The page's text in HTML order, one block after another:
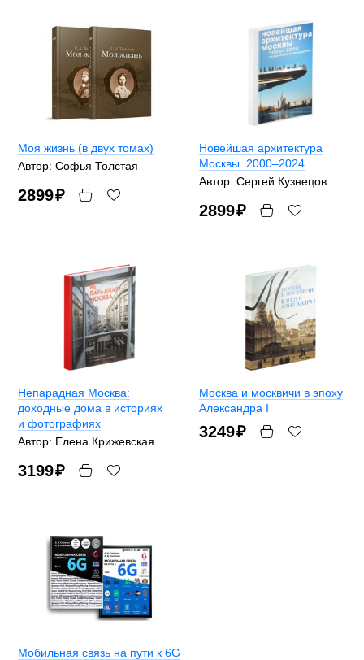
Моя жизнь (в двух томах)
Автор: Софья Толстая
2899₽
Новейшая архитектура
Москвы. 2000–2024
Автор: Сергей Кузнецов
2899₽
Непарадная Москва:
доходные дома в историях
и фотографиях
Автор: Елена Крижевская
3199₽
Москва и москвичи в эпоху
Александра I
3249₽
Мобильная связь на пути к 6G